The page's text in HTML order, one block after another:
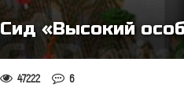
Сид «Высокий
47222 6